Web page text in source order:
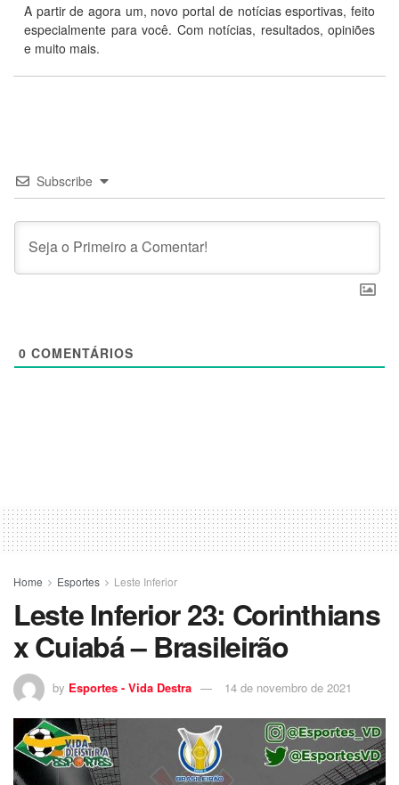
A partir de agora um, novo portal de notícias esportivas, feito
especialmente para você. Com notícias, resultados, opiniões
e muito mais.
Subscribe
0 COMENTÁRIOS
Home Esportes Leste Inferior
Leste Inferior 23: Corinthians
x Cuiabá – Brasileirão
by Esportes - Vida Destra 14 de novembro de 2021